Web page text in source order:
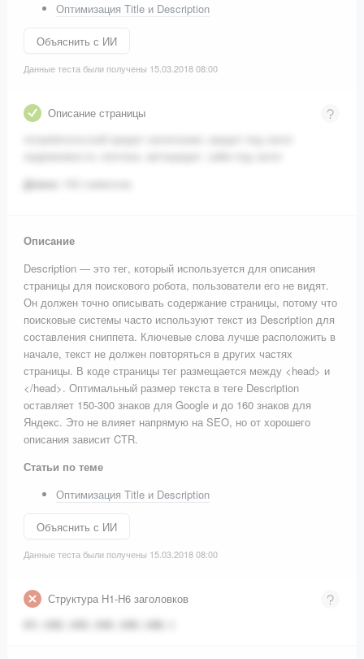
Оптимизация Title и Description
Объяснить с ИИ
Данные теста были получены 15.03.2018 08:00
Описание страницы
Длина:
Описание
Description — это тег, который используется для описания
страницы для поискового робота, пользователи его не видят.
Он должен точно описывать содержание страницы, потому что
поисковые системы часто используют текст из Description для
составления сниппета. Ключевые слова лучше расположить в
начале, текст не должен повторяться в других частях
страницы. В коде страницы тег размещается между <head> и
</head>. Оптимальный размер текста в теге Description
оставляет 150-300 знаков для Google и до 160 знаков для
Яндекс. Это не влияет напрямую на SEO, но от хорошего
описания зависит CTR.
Статьи по теме
Оптимизация Title и Description
Объяснить с ИИ
Данные теста были получены 15.03.2018 08:00
Структура H1-H6 заголовков